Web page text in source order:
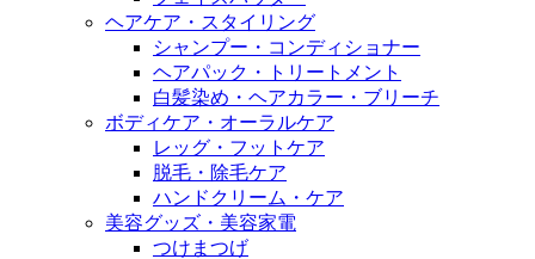
ヘアケア・スタイリング
シャンプー・コンディショナー
ヘアパック・トリートメント
白髪染め・ヘアカラー・ブリーチ
ボディケア・オーラルケア
レッグ・フットケア
脱毛・除毛ケア
ハンドクリーム・ケア
美容グッズ・美容家電
つけまつげ